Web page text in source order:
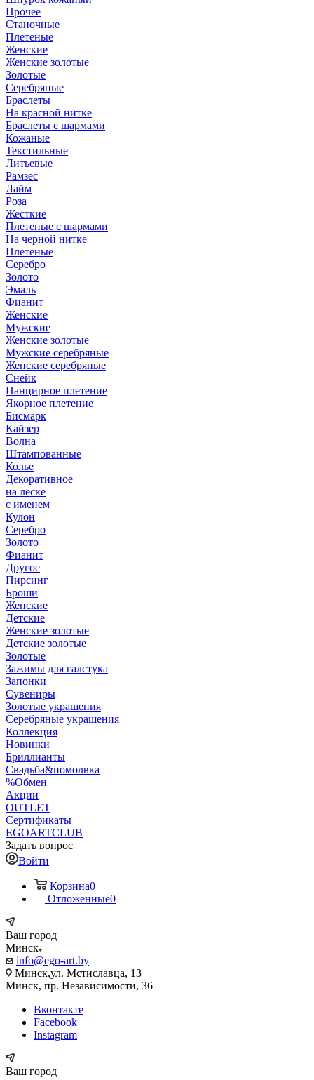
Прочее
Станочные
Плетеные
Женские
Женские золотые
Золотые
Серебряные
Браслеты
На красной нитке
Браслеты с шармами
Кожаные
Текстильные
Литьевые
Рамзес
Лайм
Роза
Жесткие
Плетеные с шармами
На черной нитке
Плетеные
Серебро
Золото
Эмаль
Фианит
Женские
Мужские
Женские золотые
Мужские серебряные
Женские серебряные
Снейк
Панцирное плетение
Якорное плетение
Бисмарк
Кайзер
Волна
Штампованные
Колье
Декоративное
на леске
с именем
Кулон
Серебро
Золото
Фианит
Другое
Пирсинг
Броши
Женские
Детские
Женские золотые
Детские золотые
Золотые
Зажимы для галстука
Запонки
Сувениры
Золотые украшения
Серебряные украшения
Коллекция
Новинки
Бриллианты
Свадьба&помолвка
%Обмен
Акции
OUTLET
Сертификаты
EGOARTCLUB
Задать вопрос
Войти
Корзина0
Отложенные0
Ваш город
Минск
info@ego-art.by
Минск,ул. Мстиславца, 13
Минск, пр. Независимости, 36
Вконтакте
Facebook
Instagram
Ваш город